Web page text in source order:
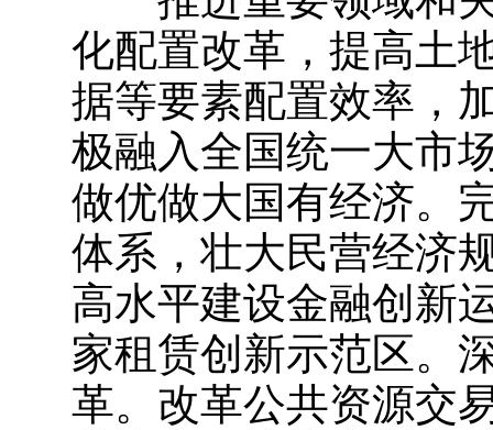
化配置改革，提高土
据等要素配置效率，
极融入全国统一大市
做优做大国有经济。
体系，壮大民营经济
高水平建设金融创新
家租赁创新示范区。
革。改革公共资源交